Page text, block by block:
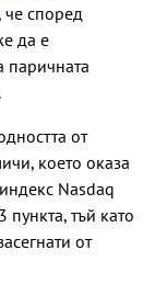
че според
да е
паричната
от
което оказа
Nasdaq
тъй като
от